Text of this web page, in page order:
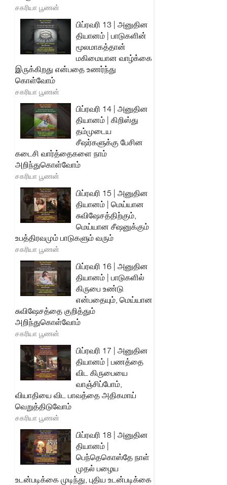
சகரியா பூணன்
பிப்ரவரி 13 | அனுதின
தியானம் | பாடுகளின்
மூலமாகத்தான்
மகிமையான வாழ்க்கை
இருக்கிறது என்பதை உணர்ந்து
கொள்வோம்
சகரியா பூணன்
பிப்ரவரி 14 | அனுதின
தியானம் | கிறிஸ்து
தம்முடைய
சீஷர்களுக்கு பேசின
கடைசி வார்த்தைகளை நாம்
அறிந்துகொள்வோம்
சகரியா பூணன்
பிப்ரவரி 15 | அனுதின
தியானம் | மெய்யான
சுவிஷேசத்திற்கும்,
மெய்யான சீஷனுக்கும்
உபத்திரவமும் பாடுகளும் வரும்
சகரியா பூணன்
பிப்ரவரி 16 | அனுதின
தியானம் | பாடுகளில்
கிருபை உண்டு
என்பதையும், மெய்யான
சுவிஷேசத்தை குறித்தும்
அறிந்துகொள்வோம்
சகரியா பூணன்
பிப்ரவரி 17 | அனுதின
தியானம் | பணத்தை
விட கிருபையை
வாஞ்சிப்போம்,
வியாதியை விட பாவத்தை அதிகமாய்
வெறுத்திடுவோம்
சகரியா பூணன்
பிப்ரவரி 18 | அனுதின
தியானம் |
பெந்தெகொஸ்தே நாள்
முதல் பழைய
உடன்படிக்கை முடிந்து, புதிய உடன்படிக்கை